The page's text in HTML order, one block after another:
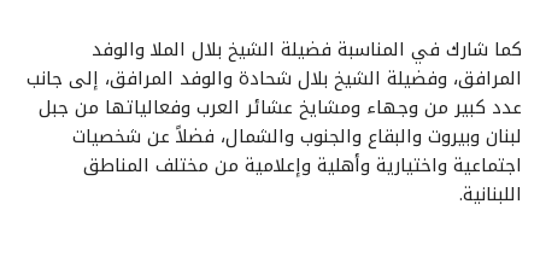
كما شارك في المناسبة فضيلة الشيخ بلال الملا والوفد
المرافق، وفضيلة الشيخ بلال شحادة والوفد المرافق، إلى جانب
عدد كبير من وجهاء ومشايخ عشائر العرب وفعالياتها من جبل
لبنان وبيروت والبقاع والجنوب والشمال، فضلاً عن شخصيات
اجتماعية واختيارية وأهلية وإعلامية من مختلف المناطق
اللبنانية.